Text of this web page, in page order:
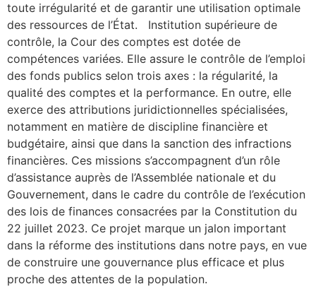
toute irrégularité et de garantir une utilisation optimale
des ressources de l’État. Institution supérieure de
contrôle, la Cour des comptes est dotée de
compétences variées. Elle assure le contrôle de l’emploi
des fonds publics selon trois axes : la régularité, la
qualité des comptes et la performance. En outre, elle
exerce des attributions juridictionnelles spécialisées,
notamment en matière de discipline financière et
budgétaire, ainsi que dans la sanction des infractions
financières. Ces missions s’accompagnent d’un rôle
d’assistance auprès de l’Assemblée nationale et du
Gouvernement, dans le cadre du contrôle de l’exécution
des lois de finances consacrées par la Constitution du
22 juillet 2023. Ce projet marque un jalon important
dans la réforme des institutions dans notre pays, en vue
de construire une gouvernance plus efficace et plus
proche des attentes de la population.